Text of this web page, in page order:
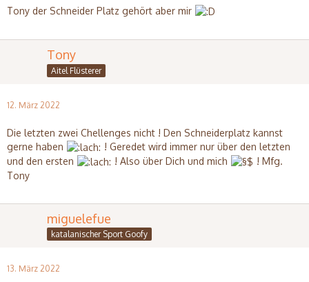
Tony der Schneider Platz gehört aber mir
Tony
Aitel Flüsterer
12. März 2022
Die letzten zwei Chellenges nicht ! Den Schneiderplatz kannst
gerne haben
! Geredet wird immer nur über den letzten
und den ersten
! Also über Dich und mich
! Mfg.
Tony
miguelefue
katalanischer Sport Goofy
13. März 2022